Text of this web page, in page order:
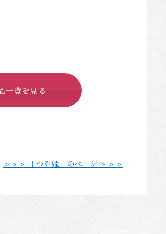
一覧を見る
＞＞＞ 「つや姫」のページへ ＞＞